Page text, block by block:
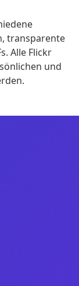
transparente
Alle Flickr
und